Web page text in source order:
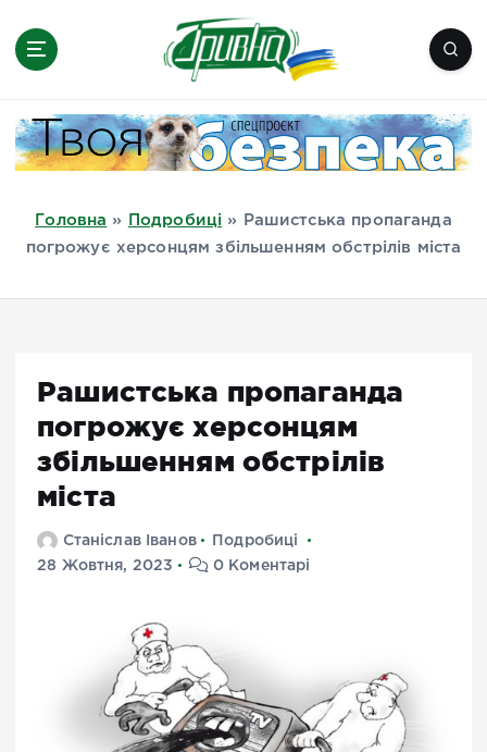
Миколаїв, Одеса, Мелітополь
Головна » Подробиці »
Рашистська пропаганда
погрожує херсонцям збільшенням обстрілів міста
Рашистська пропаганда
погрожує херсонцям
збільшенням обстрілів
міста
Станіслав Іванов
Подробиці
28 Жовтня, 2023
0 Коментарі